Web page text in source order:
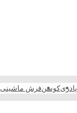
پادریکوسنفرش ماشینی